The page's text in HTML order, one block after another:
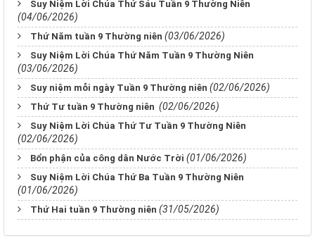
Suy Niệm Lời Chúa Thứ Sáu Tuần 9 Thường Niên
(04/06/2026)
Thứ Năm tuần 9 Thường niên (03/06/2026)
Suy Niệm Lời Chúa Thứ Năm Tuần 9 Thường Niên
(03/06/2026)
Suy niệm mỗi ngày Tuần 9 Thường niên (02/06/2026)
Thứ Tư tuần 9 Thường niên (02/06/2026)
Suy Niệm Lời Chúa Thứ Tư Tuần 9 Thường Niên
(02/06/2026)
Bổn phận của công dân Nước Trời (01/06/2026)
Suy Niệm Lời Chúa Thứ Ba Tuần 9 Thường Niên
(01/06/2026)
Thứ Hai tuần 9 Thường niên (31/05/2026)